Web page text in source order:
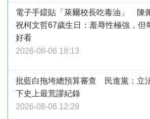
電子手鐶貼「萊爾校長吃毒油」 陳
祝柯文哲67歲生日：羞辱性極強，但
好看
2026-08-06 18:13
批藍白拖垮總預算審查 民進黨：立
下史上最荒謬紀錄
2026-08-06 12:29